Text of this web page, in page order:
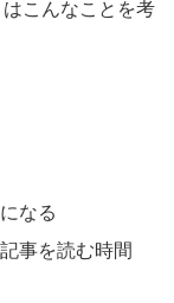
こんなことを考
なる
事を読む時間